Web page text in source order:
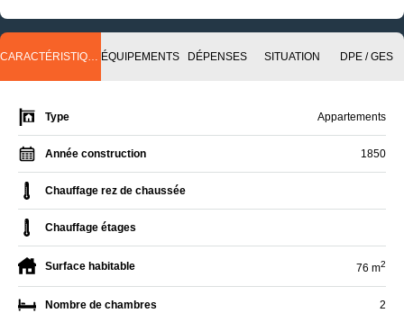
CARACTÉRISTIQUES ÉQUIPEMENTS DÉPENSES SITUATION DPE / GES
Type Appartements
Année construction 1850
Chauffage rez de chaussée
Chauffage étages
Surface habitable 76 m2
Nombre de chambres 2